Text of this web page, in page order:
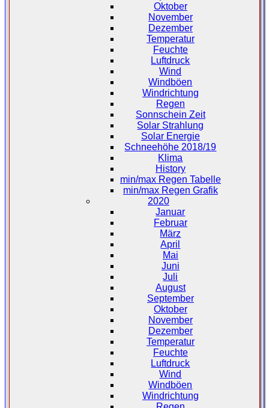
Oktober
November
Dezember
Temperatur
Feuchte
Luftdruck
Wind
Windböen
Windrichtung
Regen
Sonnschein Zeit
Solar Strahlung
Solar Energie
Schneehöhe 2018/19
Klima
History
min/max Regen Tabelle
min/max Regen Grafik
2020
Januar
Februar
März
April
Mai
Juni
Juli
August
September
Oktober
November
Dezember
Temperatur
Feuchte
Luftdruck
Wind
Windböen
Windrichtung